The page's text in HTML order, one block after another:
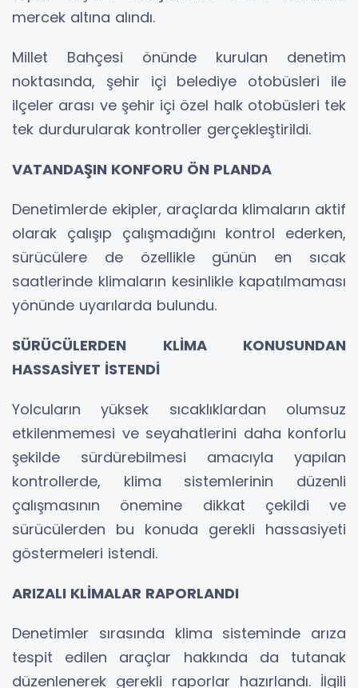
mercek altına alındı.
Millet Bahçesi önünde kurulan denetim
noktasında, şehir içi belediye otobüsleri ile
ilçeler arası ve şehir içi özel halk otobüsleri tek
tek durdurularak kontroller gerçekleştirildi.
VATANDAŞIN KONFORU ÖN PLANDA
Denetimlerde ekipler, araçlarda klimaların aktif
olarak çalışıp çalışmadığını kontrol ederken,
sürücülere de özellikle günün en sıcak
saatlerinde klimaların kesinlikle kapatılmaması
yönünde uyarılarda bulundu.
SÜRÜCÜLERDEN KLİMA KONUSUNDAN
HASSASİYET İSTENDİ
Yolcuların yüksek sıcaklıklardan olumsuz
etkilenmemesi ve seyahatlerini daha konforlu
şekilde sürdürebilmesi amacıyla yapılan
kontrollerde, klima sistemlerinin düzenli
çalışmasının önemine dikkat çekildi ve
sürücülerden bu konuda gerekli hassasiyeti
göstermeleri istendi.
ARIZALI KLİMALAR RAPORLANDI
Denetimler sırasında klima sisteminde arıza
tespit edilen araçlar hakkında da tutanak
düzenlenerek gerekli raporlar hazırlandı. İlgili